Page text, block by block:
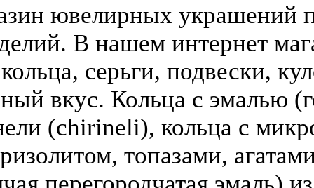
ювелирных украшений
В нашем интернет
серьги, подвески,
вкус. Кольца с эмалью
(chirineli), кольца с
топазами,